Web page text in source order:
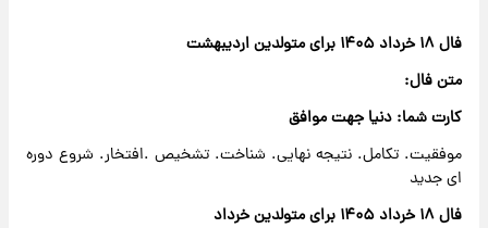
فال ۱۸ خرداد ۱۴۰۵ برای متولدین اردیبهشت
متن فال:
کارت شما: دنیا جهت موافق
موفقیت. تکامل. نتیجه نهایی. شناخت. تشخیص .افتخار. شروع دوره
ای جدید
فال ۱۸ خرداد ۱۴۰۵ برای متولدین خرداد